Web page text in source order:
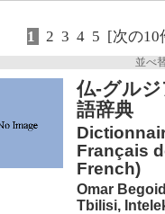
1 2 3 4 5 [次の10
並べ
仏-グル
語辞典
Français
French)
Omar
Tbilisi,